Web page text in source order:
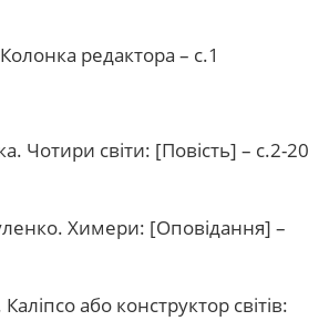
редактора – с.1
Чотири світи: [Повість] – с.2-20
Химери: [Оповідання] –
або конструктор світів: